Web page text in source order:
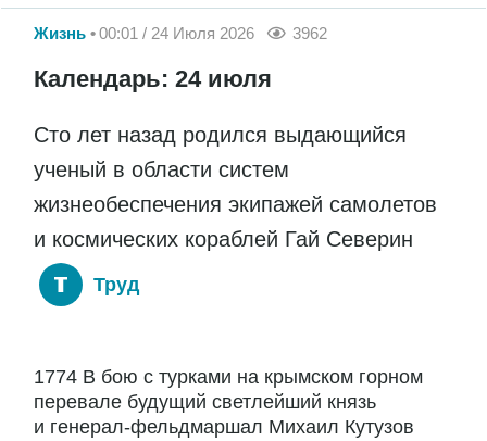
Жизнь 00:01 / 24 Июля 2026 3962
Календарь: 24 июля
Сто лет назад родился выдающийся
ученый в области систем
жизнеобеспечения экипажей самолетов
и космических кораблей Гай Северин
Труд
1774 В бою с турками на крымском горном
перевале будущий светлейший князь
и генерал-фельдмаршал Михаил Кутузов